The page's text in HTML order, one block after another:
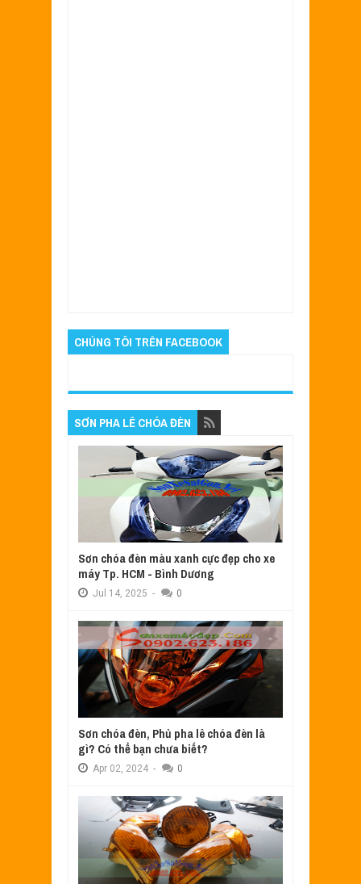
CHÚNG TÔI TRÊN FACEBOOK
SƠN PHA LÊ CHÓA ĐÈN
Sơn chóa đèn màu xanh cực đẹp cho xe
máy Tp. HCM - Bình Dương
Jul 14, 2025 - 0
Sơn chóa đèn, Phủ pha lê chóa đèn là
gì? Có thể bạn chưa biết?
Apr 02, 2024 - 0